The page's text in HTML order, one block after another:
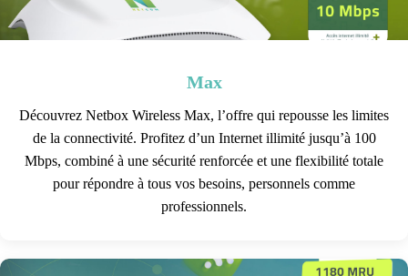
Max
Découvrez Netbox Wireless Max, l’offre qui repousse les limites
de la connectivité. Profitez d’un Internet illimité jusqu’à 100
Mbps, combiné à une sécurité renforcée et une flexibilité totale
pour répondre à tous vos besoins, personnels comme
professionnels.